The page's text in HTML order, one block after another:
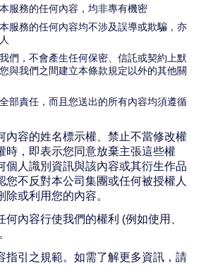
服務的任何內容，均非專有機密
服務的任何內容均不涉及誤導或欺騙，亦
們，不會產生任何保密、信託或契約上默
與我們之間建立本條款規定以外的其他關
部責任，而且您送出的所有內容均須遵循
內容的姓名標示權、禁止不當修改權
時，即表示您同意放棄主張這些權
個人識別資訊與該內容或其衍生作品
您不反對本公司集團或任何被授權人
或利用您的內容。
內容行使我們的權利 (例如使用、
指引之規範。如需了解更多資訊，請